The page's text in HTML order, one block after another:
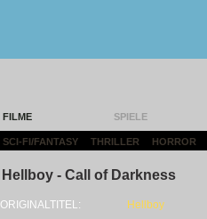
FILME SPIELE
SCI-FI/FANTASY THRILLER HORROR
Hellboy - Call of Darkness
ORIGINALTITEL:
Hellboy